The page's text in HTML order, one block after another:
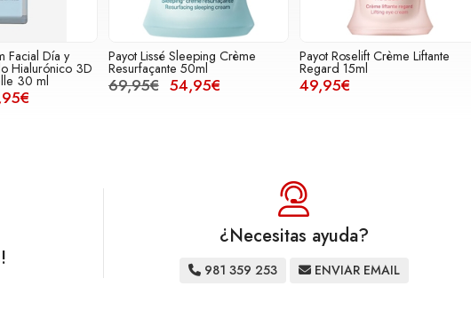
Facial Día y
Hialurónico 3D
30 ml
Payot Lissé Sleeping Crème
Resurfaçante 50ml
69,95€ 54,95€
Payot Roselift Crème Liftante
Regard 15ml
49,95€
¿Necesitas ayuda?
981 359 253 ENVIAR EMAIL